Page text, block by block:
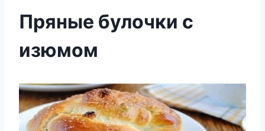
Пряные булочки с
изюмом